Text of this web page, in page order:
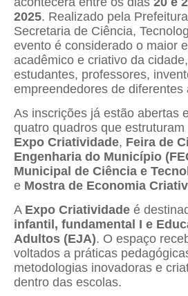
2025. Realizado pela
Secretaria de Ciência,
evento é considerado o maior
acadêmico e criativo da
estudantes, professores,
empreendedores de diferentes
As inscrições já estão abertas
quatro quadros que
Expo Criatividade, Feira de
Engenharia do Município
Municipal de Ciência e
e Mostra de Economia
A Expo Criatividade é
infantil, fundamental I e
Adultos (EJA). O espaço
voltados a práticas
metodologias inovadoras e
dentro das escolas.